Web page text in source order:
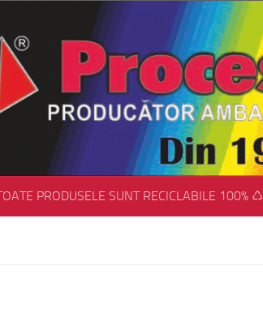
PRODUSELE SUNT RECICLABILE 100% ♺